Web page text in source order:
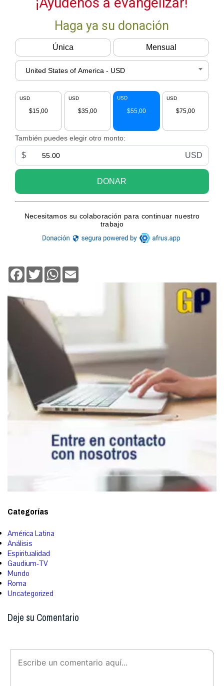
Facebook
TwitterWhatsApp
Categorías
América Latina
Análisis
Espiritualidad
Gaudium-TV
Mundo
Roma
Uncategorized
Deje su Comentario